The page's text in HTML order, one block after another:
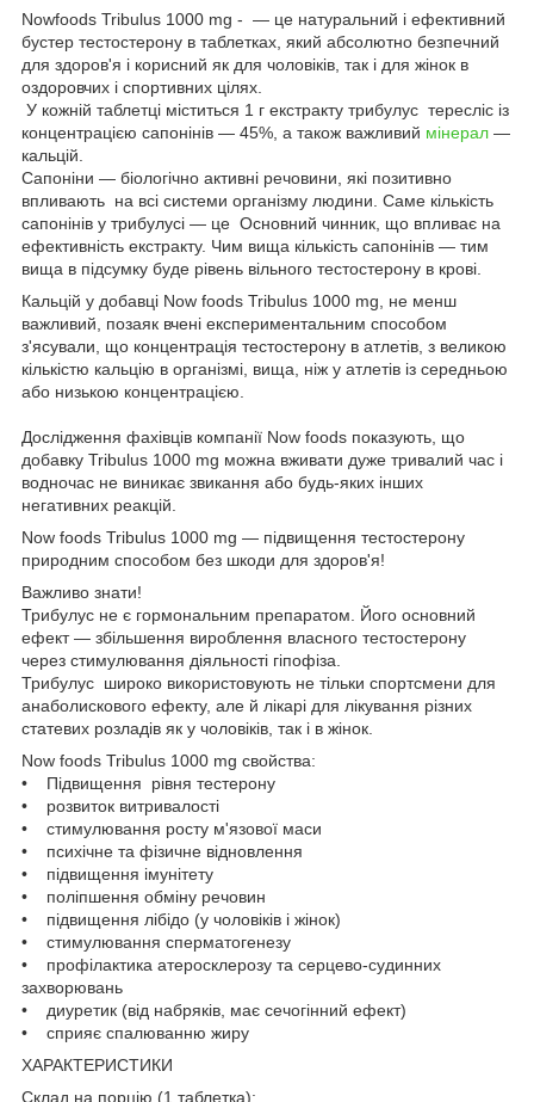
Nowfoods Tribulus 1000 mg - — це натуральний і ефективний
бустер тестостерону в таблетках, який абсолютно безпечний
для здоров'я і корисний як для чоловіків, так і для жінок в
оздоровчих і спортивних цілях.
У кожній таблетці міститься 1 г екстракту трибулус тересліс із
концентрацією сапонінів — 45%, а також важливий мінерал —
кальцій.
Сапоніни — біологічно активні речовини, які позитивно
впливають на всі системи організму людини. Саме кількість
сапонінів у трибулусі — це Основний чинник, що впливає на
ефективність екстракту. Чим вища кількість сапонінів — тим
вища в підсумку буде рівень вільного тестостерону в крові.
Кальцій у добавці Now foods Tribulus 1000 mg, не менш
важливий, позаяк вчені експериментальним способом
з'ясували, що концентрація тестостерону в атлетів, з великою
кількістю кальцію в організмі, вища, ніж у атлетів із середньою
або низькою концентрацією.
Дослідження фахівців компанії Now foods показують, що
добавку Tribulus 1000 mg можна вживати дуже тривалий час і
водночас не виникає звикання або будь-яких інших
негативних реакцій.
Now foods Tribulus 1000 mg — підвищення тестостерону
природним способом без шкоди для здоров'я!
Важливо знати!
Трибулус не є гормональним препаратом. Його основний
ефект — збільшення вироблення власного тестостерону
через стимулювання діяльності гіпофіза.
Трибулус широко використовують не тільки спортсмени для
анаболискового ефекту, але й лікарі для лікування різних
статевих розладів як у чоловіків, так і в жінок.
Now foods Tribulus 1000 mg свойства:
• Підвищення рівня тестерону
• розвиток витривалості
• стимулювання росту м'язової маси
• психічне та фізичне відновлення
• підвищення імунітету
• поліпшення обміну речовин
• підвищення лібідо (у чоловіків і жінок)
• стимулювання сперматогенезу
• профілактика атеросклерозу та серцево-судинних
захворювань
• диуретик (від набряків, має сечогінний ефект)
• сприяє спалюванню жиру
ХАРАКТЕРИСТИКИ
Склад на порцію (1 таблетка):